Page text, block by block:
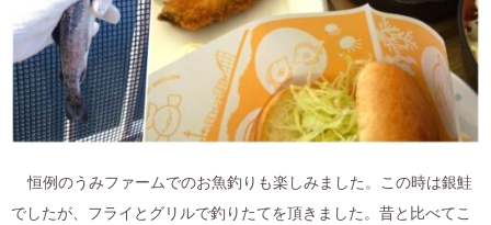
恒例のうみファームでのお魚釣りも楽しみました。この時は銀鮭
でしたが、フライとグリルで釣りたてを頂きました。昔と比べてこ